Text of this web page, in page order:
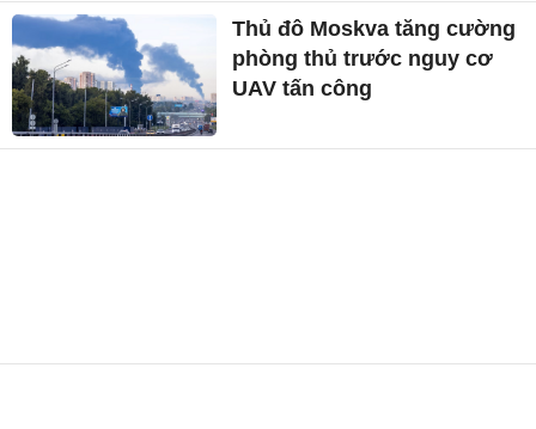
Thủ đô Moskva tăng cường
phòng thủ trước nguy cơ
UAV tấn công